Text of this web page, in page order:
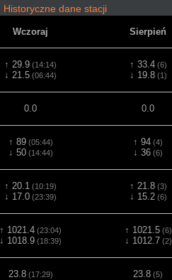
Historyczne dane stacji
Wczoraj Sierpień
↑ 29.9 (14:14)
↓ 21.5 (06:44)
↑ 33.4(6)
↓ 19.8(1)
0.0 0.0
↑ 89(05:44)
↓ 50(14:44)
↑ 94 (4)
↓ 36 (6)
↑ 20.1 (10:19)
↓ 17.0 (23:39)
↑ 21.8(3)
↓ 15.2(6)
↑ 1021.4 (23:04)
↓ 1018.9 (18:39)
↑ 1021.5(6)
↓ 1012.7(2)
23.8(17:29) 23.8 (5)